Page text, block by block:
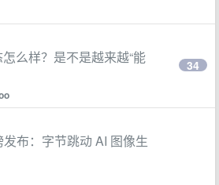
么样？是不是越来越“能
34
布：字节跳动 AI 图像生